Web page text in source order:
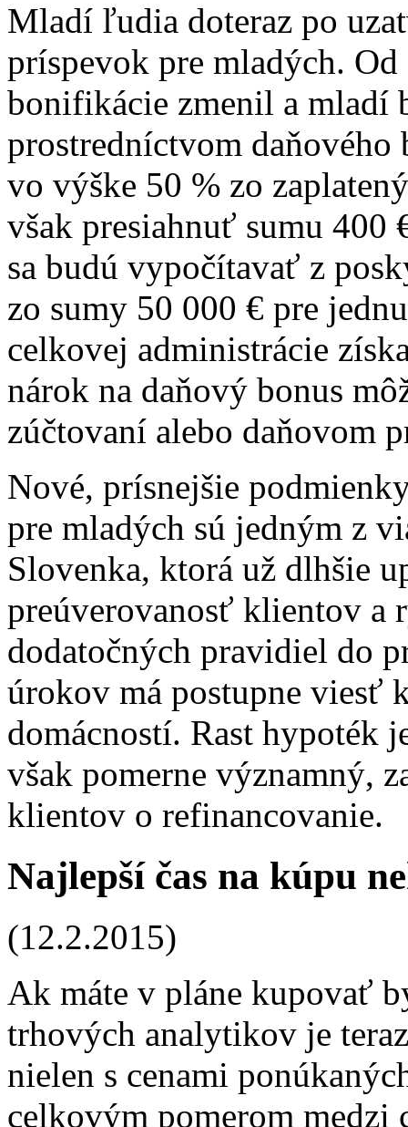
Mladí ľudia doteraz po
príspevok pre mladých. Od
bonifikácie zmenil a mladí
prostredníctvom
vo výške 50 % zo
však presiahnuť sumu 400
sa budú vypočítavať z
zo sumy 50 000 € pre
celkovej administrácie
nárok na daňový bonus
zúčtovaní alebo daňovom
Nové, prísnejšie
pre mladých sú jedným z
Slovenka, ktorá už dlhšie
preúverovanosť klientov a
dodatočných pravidiel do
úrokov má postupne viesť
domácností. Rast hypoték
však pomerne významný,
klientov o refinancovanie.
Najlepší čas na kúpu
(12.2.2015)
Ak máte v pláne kupovať
trhových analytikov je
nielen s cenami
celkovým pomerom medzi